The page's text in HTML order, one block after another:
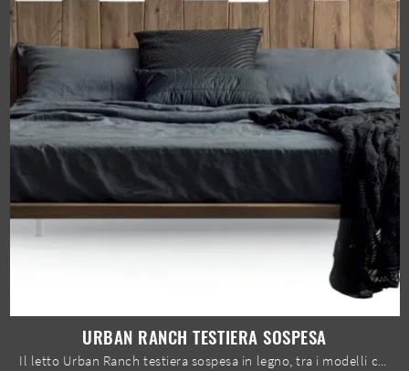
URBAN RANCH TESTIERA SOSPESA
Il letto Urban Ranch testiera sospesa in legno, tra i modelli con testiera matrimoniali design di Devina Nais, è pensato per assicurarti il sonno più ...